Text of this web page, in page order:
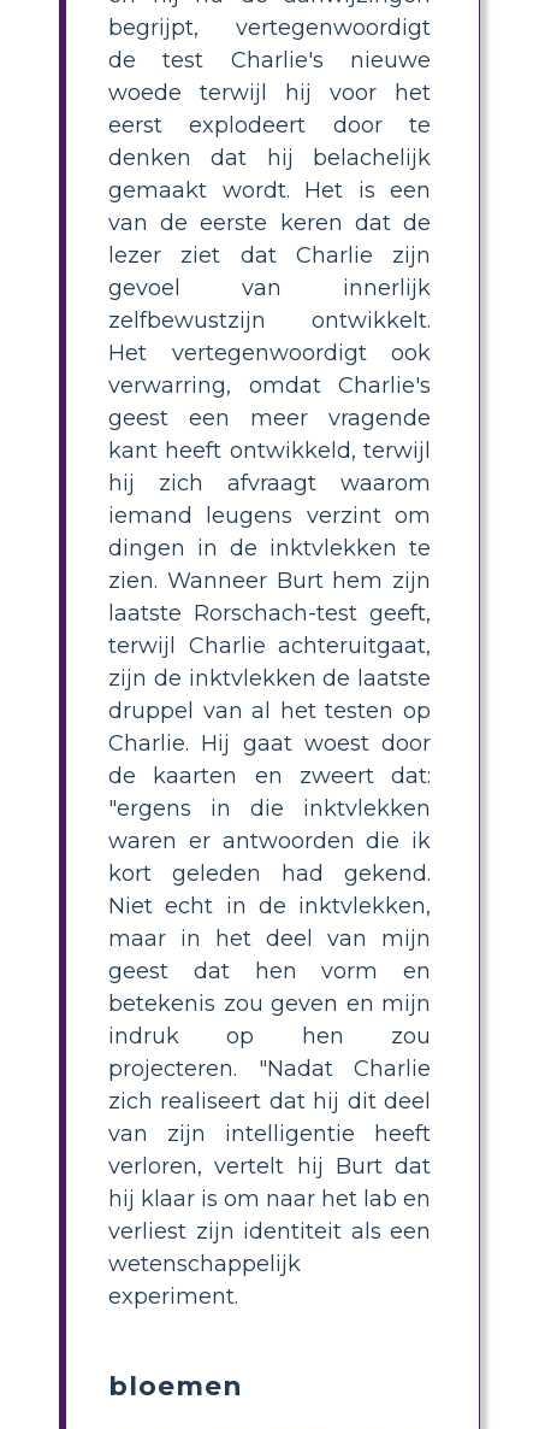
begrijpt, vertegenwoordigt
de test Charlie's nieuwe
woede terwijl hij voor het
eerst explodeert door te
denken dat hij belachelijk
gemaakt wordt. Het is een
van de eerste keren dat de
lezer ziet dat Charlie zijn
gevoel van innerlijk
zelfbewustzijn ontwikkelt.
Het vertegenwoordigt ook
verwarring, omdat Charlie's
geest een meer vragende
kant heeft ontwikkeld, terwijl
hij zich afvraagt ​​waarom
iemand leugens verzint om
dingen in de inktvlekken te
zien. Wanneer Burt hem zijn
laatste Rorschach-test geeft,
terwijl Charlie achteruitgaat,
zijn de inktvlekken de laatste
druppel van al het testen op
Charlie. Hij gaat woest door
de kaarten en zweert dat:
"ergens in die inktvlekken
waren er antwoorden die ik
kort geleden had gekend.
Niet echt in de inktvlekken,
maar in het deel van mijn
geest dat hen vorm en
betekenis zou geven en mijn
indruk op hen zou
projecteren. "Nadat Charlie
zich realiseert dat hij dit deel
van zijn intelligentie heeft
verloren, vertelt hij Burt dat
hij klaar is om naar het lab en
verliest zijn identiteit als een
wetenschappelijk
experiment.
bloemen